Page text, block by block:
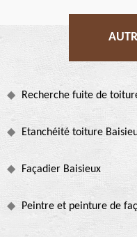
Recherche fuite de
Etanchéité toiture
Façadier Baisieux
Peintre et peinture de